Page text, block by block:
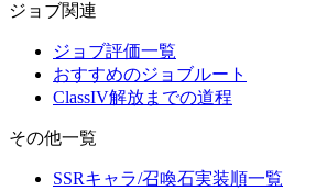
ジョブ関連
ジョブ評価一覧
おすすめのジョブルート
ClassIV解放までの道程
その他一覧
SSRキャラ/召喚石実装順一覧